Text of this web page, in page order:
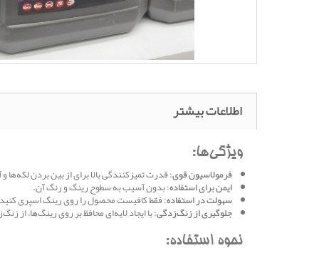
اطلاعات بیشتر
ویژگی‌ها:
فرمولاسیون قوی: قدرت تمیزکنندگی بالا برای از بین بردن لکه‌ها
ایمن برای استفاده: بدون آسیب به سطوح رینگ و رنگ آن.
سهولت در استفاده: فقط کافیست محصول را روی رینگ اسپری
جلوگیری از زنگ‌زدگی: با ایجاد لایه‌ای محافظ بر روی رینگ‌ها،
نحوه استفاده: